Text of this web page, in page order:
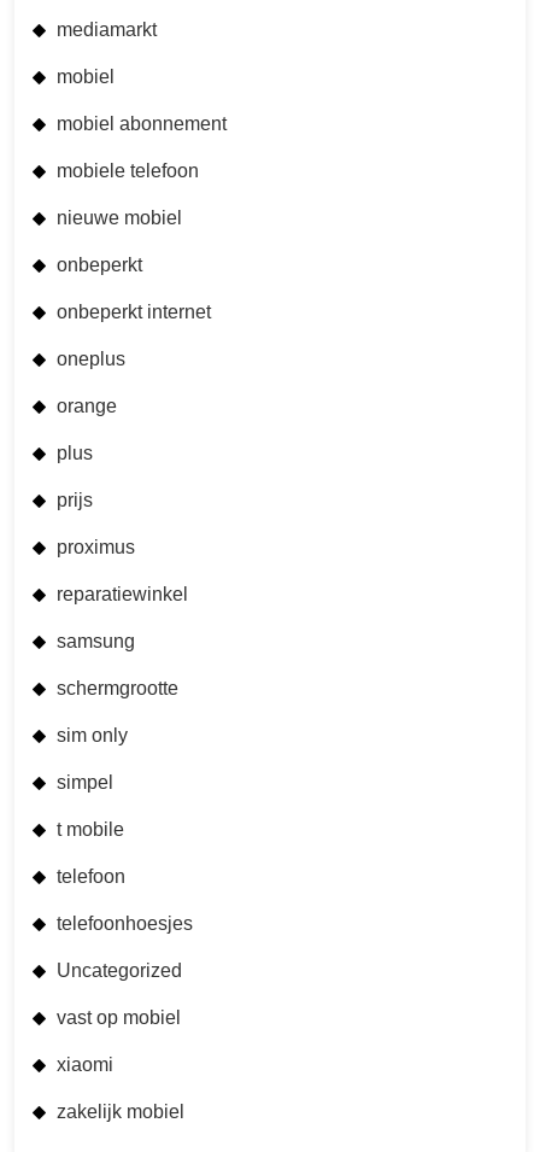
mediamarkt
mobiel
mobiel abonnement
mobiele telefoon
nieuwe mobiel
onbeperkt
onbeperkt internet
oneplus
orange
plus
prijs
proximus
reparatiewinkel
samsung
schermgrootte
sim only
simpel
t mobile
telefoon
telefoonhoesjes
Uncategorized
vast op mobiel
xiaomi
zakelijk mobiel